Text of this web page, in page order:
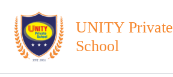
content
UNITY Private
School